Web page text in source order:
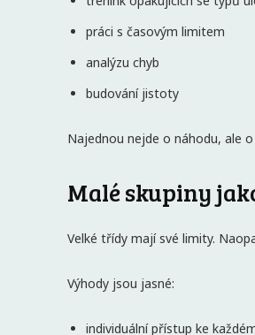
práci s časovým limitem
analýzu chyb
budování jistoty
Najednou nejde o náhodu, ale
Malé skupiny
Velké třídy mají své limity.
Výhody jsou jasné:
individuální přístup ke